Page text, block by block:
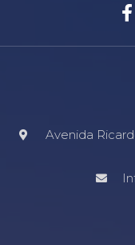
Avenida